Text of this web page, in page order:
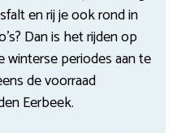
en rij je ook rond in
Dan is het rijden op
winterse periodes aan te
de voorraad
Eerbeek.